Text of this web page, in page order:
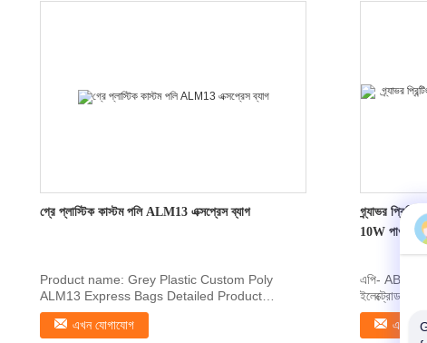
গ্রে প্লাস্টিক কাস্টম পলি ALM13 এক্সপ্রেস ব্যাগ
Product name: Grey Plastic Custom Poly
ALM13 Express Bags Detailed Product
Description: Self...
এখন যোগাযোগ
গ্র্যাভর
10W পাওয়ার
এপি-
ইলেক্ট্রোড টিপ
এখন